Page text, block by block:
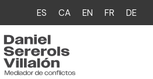
ES CA EN FR DE